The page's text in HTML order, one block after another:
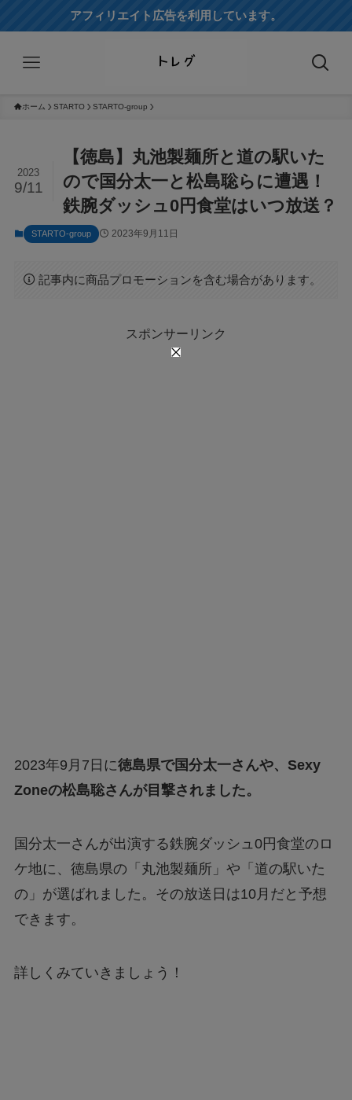
アフィリエイト広告を利用しています。
ホーム STARTO STARTO-group
【徳島】丸池製麺所と道の駅いた
ので国分太一と松島聡らに遭遇！
鉄腕ダッシュ0円食堂はいつ放送？
2023
9/11
STARTO-group 2023年9月11日
記事内に商品プロモーションを含む場合があります。
スポンサーリンク
2023年9月7日に徳島県で国分太一さんや、Sexy
Zoneの松島聡さんが目撃されました。
国分太一さんが出演する鉄腕ダッシュ0円食堂のロ
ケ地に、徳島県の「丸池製麺所」や「道の駅いた
の」が選ばれました。その放送日は10月だと予想
できます。
詳しくみていきましょう！